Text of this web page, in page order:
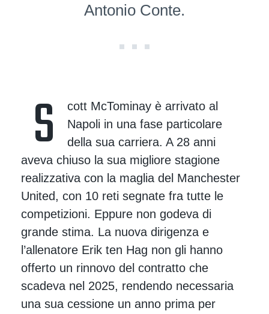
Antonio Conte.
S
cott McTominay è arrivato al
Napoli in una fase particolare
della sua carriera. A 28 anni
aveva chiuso la sua migliore stagione
realizzativa con la maglia del Manchester
United, con 10 reti segnate fra tutte le
competizioni. Eppure non godeva di
grande stima. La nuova dirigenza e
l’allenatore Erik ten Hag non gli hanno
offerto un rinnovo del contratto che
scadeva nel 2025, rendendo necessaria
una sua cessione un anno prima per